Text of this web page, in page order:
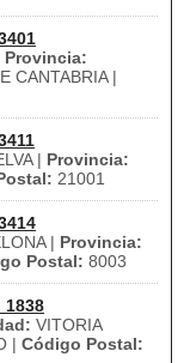
Provincia:
CANTABRIA |
| Provincia:
21001
| Provincia:
Postal: 8003
1838
VITORIA
| Código Postal: